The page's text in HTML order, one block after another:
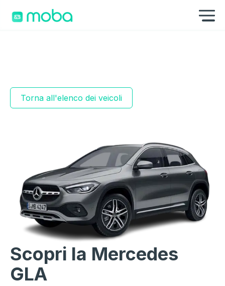
Torna all'elenco dei veicoli
Scopri la Mercedes
GLA